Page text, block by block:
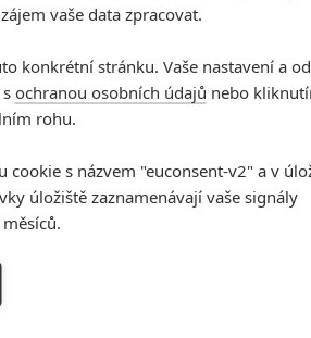
vaše data zpracovat.
konkrétní stránku. Vaše nastavení a
ochranou osobních údajů nebo
rohu.
s názvem "euconsent-v2" a v
úložiště zaznamenávají vaše signály